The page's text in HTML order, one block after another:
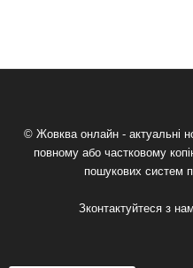
© Жовква онлайн - актуальні
повному або частковому
пошукових систем
Зконтактуйтеся з